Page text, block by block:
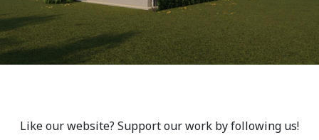
Like our website? Support our work by following us!